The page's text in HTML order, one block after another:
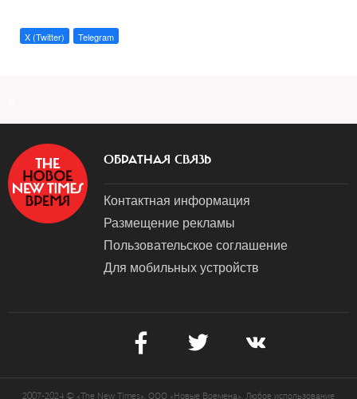
X (Twitter) Telegram
ОБРАТНАЯ СВЯЗЬ
Контактная информация
Размещение рекламы
Пользовательское соглашение
Для мобильных устройств
2007-2024 © «The New Times». ООО «Новые Времена». Любое использование